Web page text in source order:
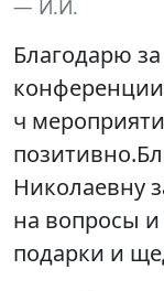
И.И.
Благодарю
ч
Николаевну
на вопросы и
подарки и